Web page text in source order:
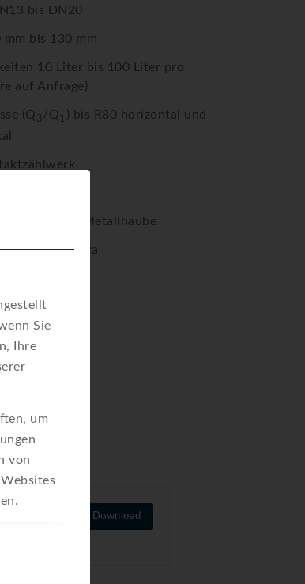
Sie
Ihre
um
von
bis DN20
mm bis 130 mm
10 Liter bis 100 Liter pro
auf Anfrage)
(Q 3 /Q 1 ) bis R80 horizontal und
durch Metallhaube
max. 1,6 MPa
Download